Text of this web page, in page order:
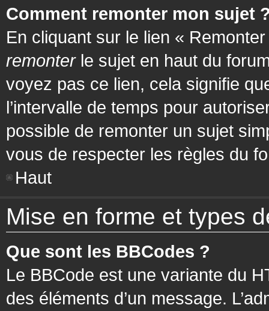
Comment remonter mon sujet
En cliquant sur le lien «
remonterle sujet en haut du
voyez pas ce lien, cela signifie
l’intervalle de temps pour
possible de remonter un sujet
vous de respecter les règles du
Haut
Mise en forme et types
Que sont les BBCodes ?
Le BBCode est une variante du
des éléments d’un message.